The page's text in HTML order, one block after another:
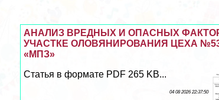
АНАЛИЗ ВРЕДНЫХ И ОПАСНЫХ
УЧАСТКЕ ОЛОВЯНИРОВАНИЯ ЦЕХА
«МПЗ»
Статья в формате PDF 265 KB...
04 08 2026 22:37:50